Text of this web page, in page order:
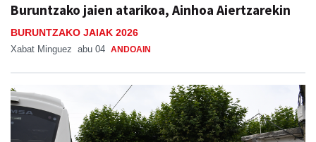
Buruntzako jaien atarikoa, Ainhoa Aiertzarekin
BURUNTZAKO JAIAK 2026
Xabat Minguez abu 04 ANDOAIN